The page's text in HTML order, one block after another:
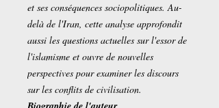
et ses conséquences sociopolitiques. Au-
delà de l'Iran, cette analyse approfondit
aussi les questions actuelles sur l'essor de
l'islamisme et ouvre de nouvelles
perspectives pour examiner les discours
sur les conflits de civilisation.